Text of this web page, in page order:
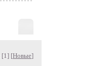
[1] [Новые]